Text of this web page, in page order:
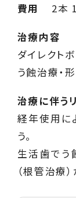
費用 2本
治療内容
ダイレクト
う蝕治療・
治療に伴う
経年使用に
う。
生活歯でう
（根管治療